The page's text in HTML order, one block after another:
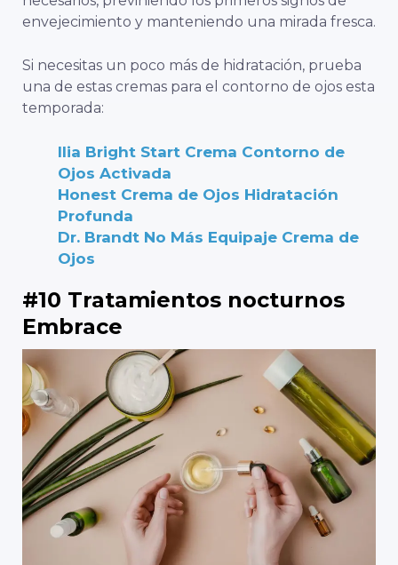
envejecimiento y manteniendo una mirada fresca.
Si necesitas un poco más de hidratación, prueba
una de estas cremas para el contorno de ojos esta
temporada:
Ilia Bright Start Crema Contorno de
Ojos Activada
Honest Crema de Ojos Hidratación
Profunda
Dr. Brandt No Más Equipaje Crema de
Ojos
#10 Tratamientos nocturnos
Embrace